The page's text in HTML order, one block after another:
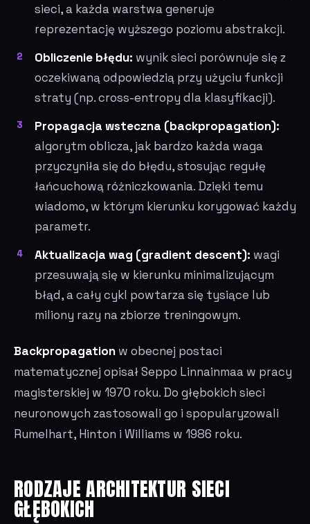
sieci, a każda warstwa generuje
reprezentację wyższego poziomu abstrakcji.
Obliczenie błędu: wynik sieci porównuje się z
oczekiwaną odpowiedzią przy użyciu funkcji
straty (np. cross-entropy dla klasyfikacji).
Propagacja wsteczna (backpropagation):
algorytm oblicza, jak bardzo każda waga
przyczyniła się do błędu, stosując regułę
łańcuchową różniczkowania. Dzięki temu
wiadomo, w którym kierunku korygować każdy
parametr.
Aktualizacja wag (gradient descent): wagi
przesuwają się w kierunku minimalizującym
błąd, a cały cykl powtarza się tysiące lub
miliony razy na zbiorze treningowym.
Backpropagation w obecnej postaci
matematycznej opisał Seppo Linnainmaa w pracy
magisterskiej w 1970 roku. Do głębokich sieci
neuronowych zastosowali go i spopularyzowali
Rumelhart, Hinton i Williams w 1986 roku.
RODZAJE ARCHITEKTUR SIECI
GŁĘBOKICH